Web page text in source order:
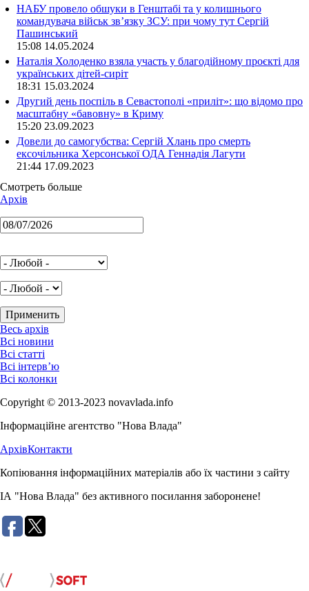
НАБУ провело обшуки в Генштабі та у колишнього
командувача військ зв’язку ЗСУ: при чому тут Сергій
Пашинський
15:08 14.05.2024
Наталія Холоденко взяла участь у благодійному проєкті для
українських дітей-сиріт
18:31 15.03.2024
Другий день поспіль в Севастополі «приліт»: що відомо про
масштабну «бавовну» в Криму
15:20 23.09.2023
Довели до самогубства: Сергій Хлань про смерть
ексочільника Херсонської ОДА Геннадія Лагути
21:44 17.09.2023
Смотреть больше
Архів
Весь архів
Всі новини
Всі статті
Всі інтерв’ю
Всі колонки
Copyright © 2013-2023 novavlada.info
Інформаційне агентство "Нова Влада"
АрхівКонтакти
Копіювання інформаційних матеріалів або їх частини з сайту
ІА "Нова Влада" без активного посилання заборонене!